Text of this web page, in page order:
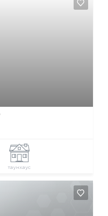
таунхаус